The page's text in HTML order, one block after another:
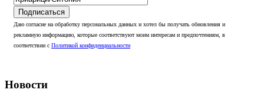
Подписаться
Даю согласие на обработку персональных данных и хотел бы получать обновления и
рекламную информацию, которые соответствуют моим интересам и предпочтениям, в
соответствии с Политикой конфиденциальности
Новости